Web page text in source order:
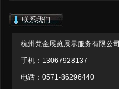
联系我们
杭州梵金展览展示服务有限公司
手机：13067928137
电话：0571-86296440